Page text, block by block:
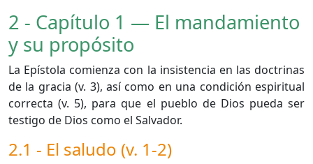
2 - Capítulo 1 — El mandamiento
y su propósito
La Epístola comienza con la insistencia en las doctrinas
de la gracia (v. 3), así como en una condición espiritual
correcta (v. 5), para que el pueblo de Dios pueda ser
testigo de Dios como el Salvador.
2.1 - El saludo (v. 1-2)